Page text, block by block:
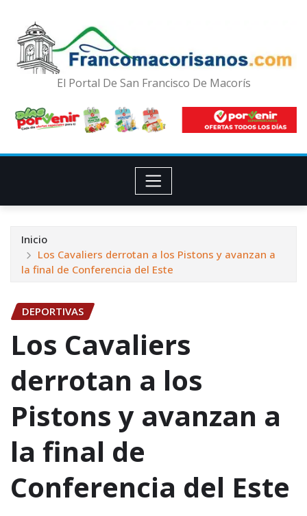
El Portal De San Francisco De Macorís
Inicio
Los Cavaliers derrotan a los Pistons y avanzan a
la final de Conferencia del Este
DEPORTIVAS
Los Cavaliers
derrotan a los
Pistons y avanzan a
la final de
Conferencia del Este